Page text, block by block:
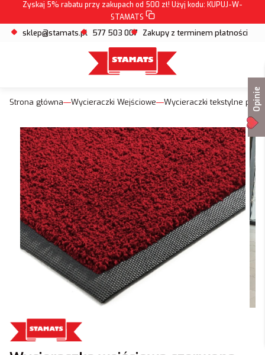
Zyskaj 5% rabatu przy zakupach od 500 zł! Użyj kodu: KUPUJ-W-
STAMATS
sklep@stamats.pl 577 503 007 Zakupy z terminem płatności
Strona główna Wycieraczki Wejściowe Wycieraczki tekstylne pod
Opinie